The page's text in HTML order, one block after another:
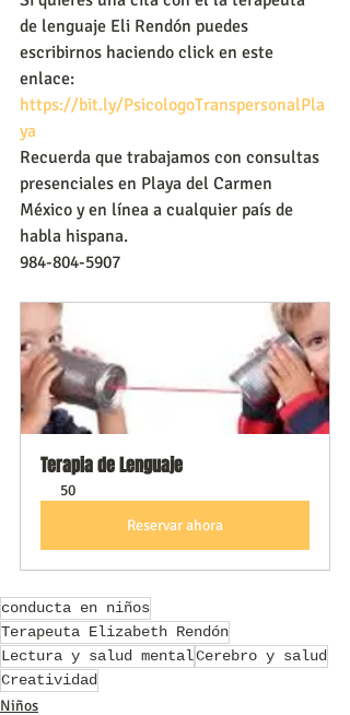
de lenguaje Eli Rendón puedes
escribirnos haciendo click en este
enlace:
https://bit.ly/PsicologoTranspersonalPla
ya
Recuerda que trabajamos con consultas
presenciales en Playa del Carmen
México y en línea a cualquier país de
habla hispana.
984-804-5907
Terapia de Lenguaje
50
Reservar ahora
conducta en niños
Terapeuta Elizabeth Rendón
Lectura y salud mentalCerebro y salud
Creatividad
Niños